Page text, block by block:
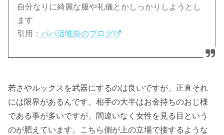
自分なりに綺麗な服や礼儀とかしっかりしようとし
ます
引用：パパ活唯奈のブログ
若さやルックスを武器にするのは良いですが、正直それ
には限界があるんです。相手の大半はお金持ちのおじ様
である事が多いですが、間違いなく女性を見る目という
のが肥えています。こちら側が上の立場で接するような